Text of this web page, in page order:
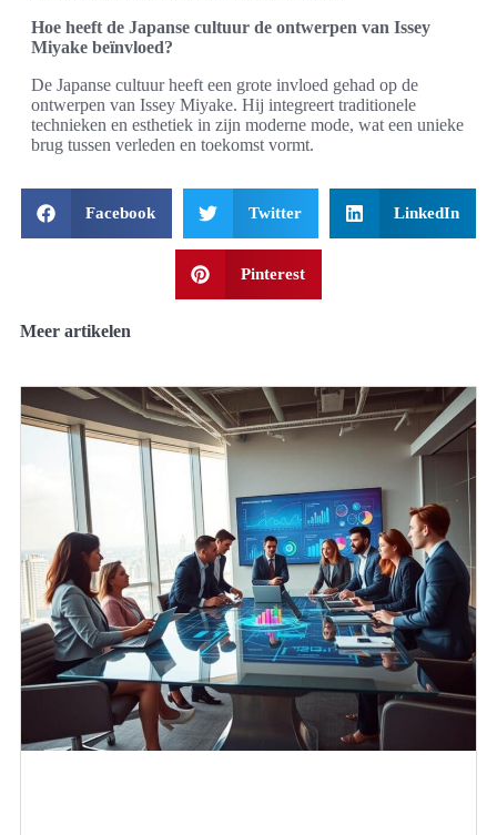
Hoe heeft de Japanse cultuur de ontwerpen van Issey
Miyake beïnvloed?
De Japanse cultuur heeft een grote invloed gehad op de
ontwerpen van Issey Miyake. Hij integreert traditionele
technieken en esthetiek in zijn moderne mode, wat een unieke
brug tussen verleden en toekomst vormt.
Facebook Twitter LinkedIn
Pinterest
Meer artikelen